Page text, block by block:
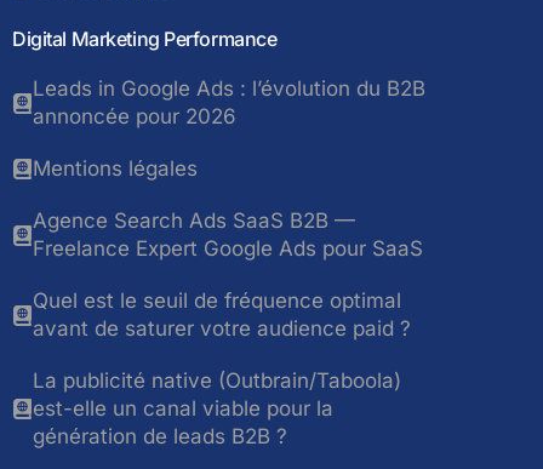
Digital Marketing Performance
Leads in Google Ads : l’évolution du B2B
annoncée pour 2026
Mentions légales
Agence Search Ads SaaS B2B —
Freelance Expert Google Ads pour SaaS
Quel est le seuil de fréquence optimal
avant de saturer votre audience paid ?
La publicité native (Outbrain/Taboola)
est-elle un canal viable pour la
génération de leads B2B ?